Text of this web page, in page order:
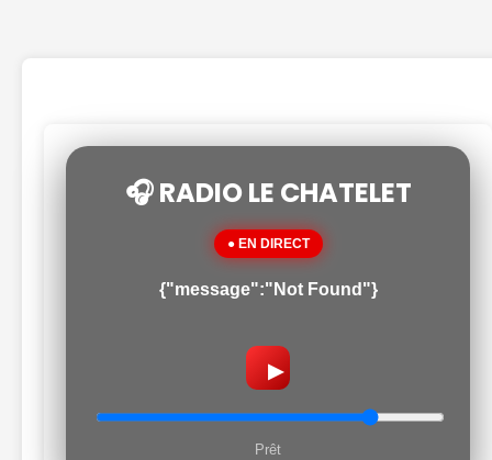
🎧 RADIO LE CHATELET
● EN DIRECT
{"message":"Not Found"}
▶
Prêt